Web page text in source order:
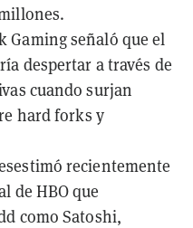
Gaming señaló que el
despertar a través de
cuando surjan
hard forks y
recientemente
de HBO que
como Satoshi,